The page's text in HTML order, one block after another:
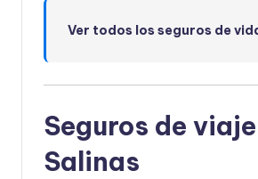
Ver todos los seguros de
Seguros de
Salinas